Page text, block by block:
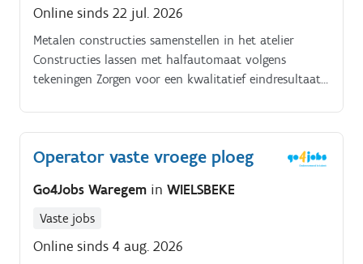
Online sinds 22 jul. 2026
Metalen constructies samenstellen in het atelier
Constructies lassen met halfautomaat volgens
tekeningen Zorgen voor een kwalitatief eindresultaat
energiek en professioneel bedrijf waar teamwork en
enthousiasme centraal staan.
Operator vaste vroege ploeg
Go4Jobs Waregem in WIELSBEKE
Vaste jobs
Online sinds 4 aug. 2026